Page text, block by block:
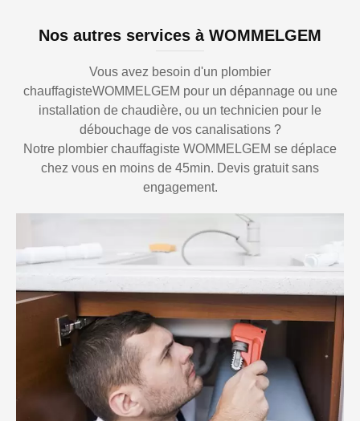
Nos autres services à WOMMELGEM
Vous avez besoin d'un plombier
chauffagisteWOMMELGEM pour un dépannage ou une
installation de chaudière, ou un technicien pour le
débouchage de vos canalisations ?
Notre plombier chauffagiste WOMMELGEM se déplace
chez vous en moins de 45min. Devis gratuit sans
engagement.